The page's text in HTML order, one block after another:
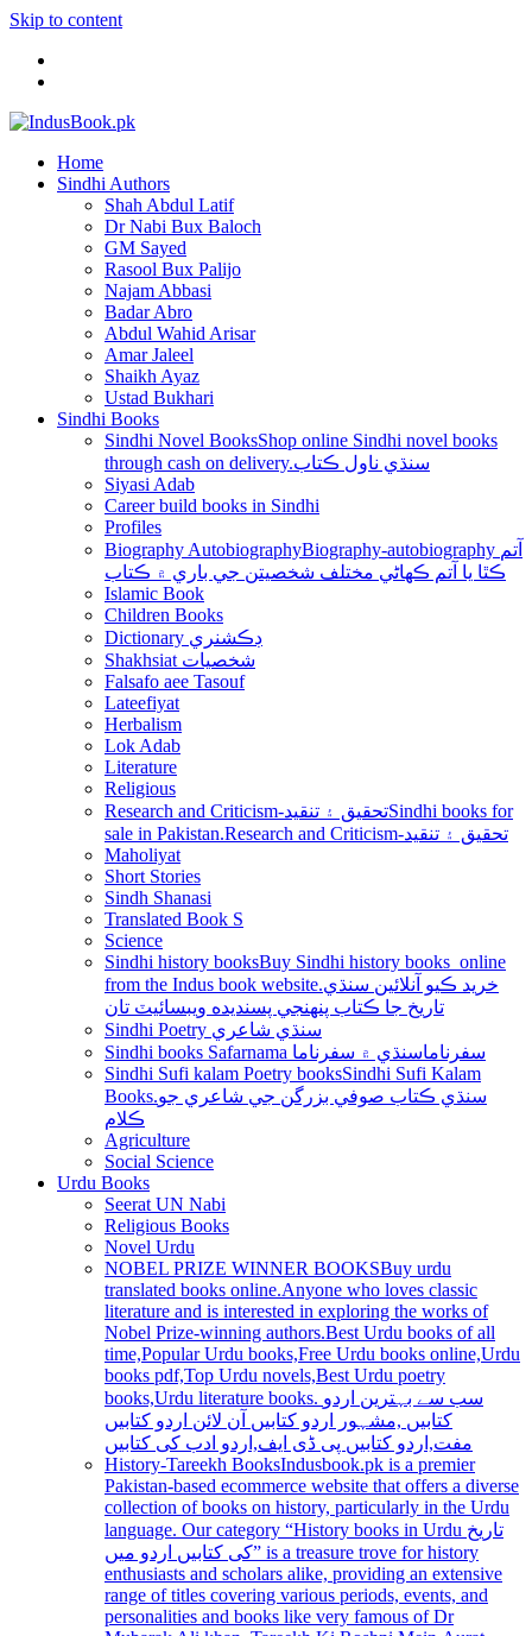
Skip to content
Home
Sindhi Authors
Shah Abdul Latif
Dr Nabi Bux Baloch
GM Sayed
Rasool Bux Palijo
Najam Abbasi
Badar Abro
Abdul Wahid Arisar
Amar Jaleel
Shaikh Ayaz
Ustad Bukhari
Sindhi Books
Sindhi Novel BooksShop online Sindhi novel books
through cash on delivery.سنڌي ناول ڪتاب
Siyasi Adab
Career build books in Sindhi
Profiles
Biography AutobiographyBiography-autobiography آتم
ڪٿا يا آتم ڪھاڻي مختلف شخصيتن جي باري ۾ ڪتاب
Islamic Book
Children Books
Dictionary ڊڪشنري
Shakhsiat شخصيات
Falsafo aee Tasouf
Lateefiyat
Herbalism
Lok Adab
Literature
Religious
Research and Criticism-تحقيق ۽ تنقيدSindhi books for
sale in Pakistan.Research and Criticism-تحقيق ۽ تنقيد
Maholiyat
Short Stories
Sindh Shanasi
Translated Book S
Science
Sindhi history booksBuy Sindhi history books online
from the Indus book website.خريد ڪيو آنلائين سنڌي
تاريخ جا ڪتاب پنھنجي پسنديده ويبسائيٽ تان
Sindhi Poetry سنڌي شاعري
Sindhi books Safarnama سفرناماسنڌي ۾ سفرناما
Sindhi Sufi kalam Poetry booksSindhi Sufi Kalam
Books.سنڌي ڪتاب صوفي بزرگن جي شاعري جو
ڪلام
Agriculture
Social Science
Urdu Books
Seerat UN Nabi
Religious Books
Novel Urdu
NOBEL PRIZE WINNER BOOKSBuy urdu
translated books online.Anyone who loves classic
literature and is interested in exploring the works of
Nobel Prize-winning authors.Best Urdu books of all
time,Popular Urdu books,Free Urdu books online,Urdu
books pdf,Top Urdu novels,Best Urdu poetry
books,Urdu literature books. سب سے بہترین اردو
کتابیں ,مشہور اردو کتابیں آن لائن اردو کتابیں
مفت,اردو کتابیں پی ڈی ایف,اردو ادب کی کتابیں
History-Tareekh BooksIndusbook.pk is a premier
Pakistan-based ecommerce website that offers a diverse
collection of books on history, particularly in the Urdu
language. Our category “History books in Urdu تاریخ
کی کتابیں اردو میں” is a treasure trove for history
enthusiasts and scholars alike, providing an extensive
range of titles covering various periods, events, and
personalities and books like very famous of Dr